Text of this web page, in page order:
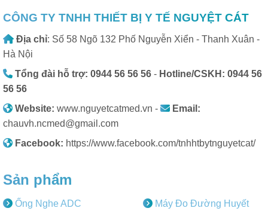
CÔNG TY TNHH THIẾT BỊ Y TẾ NGUYỆT CÁT
Địa chỉ: Số 58 Ngõ 132 Phố Nguyễn Xiển - Thanh Xuân -
Hà Nội
Tổng đài hỗ trợ: 0944 56 56 56 - Hotline/CSKH: 0944 56
56 56
Website: www.nguyetcatmed.vn -
Email:
chauvh.ncmed@gmail.com
Facebook: https://www.facebook.com/tnhhtbytnguyetcat/
Sản phẩm
Ống Nghe ADC
Máy Đo Đường Huyết